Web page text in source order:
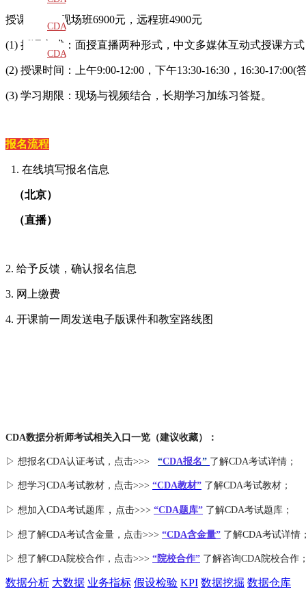
授课安排：现场班6900元，远程班4900元
(1) 授课方式：面授直播两种形式，中文多媒体互动式授课方式
(2) 授课时间：上午9:00-12:00 ，下午13:30-16:30 ， 16:30-17:00(
(3) 学习期限：现场与视频结合，长期学习加练习答疑。
报名流程
1. 在线填写报名信息
（北京）
（直播）
2. 给予反馈，确认报名信息
3. 网上缴费
4. 开课前一周发送电子版课件和教室路线图
CDA数据分析师考试相关入口一览（建议收藏）：
▷ 想报名CDA认证考试，点击>>> “CDA报名” 了解CDA考试详情；
▷ 想学习CDA考试教材，点击>>> “CDA教材” 了解CDA考试教材；
▷ 想加入CDA考试题库 ， 点击>>> “CDA题库” 了解CDA考试题库；
▷ 想了解CDA考试含金量 ，点击>>> “CDA含金量” 了解CDA考试详情
▷ 想了解CDA院校合作 ，点击>>> “院校合作” 了解咨询CDA院校合作
数据分析 大数据 业务指标 假设检验 KPI 数据挖掘 数据仓库
教材
CDA
题库
CDA
大纲